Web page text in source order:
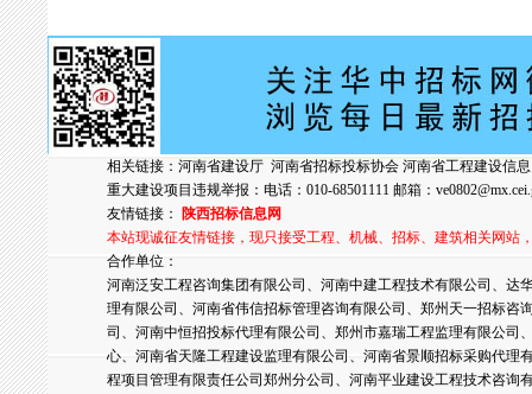
相关链接： 河南省建设厅 河南省招标投标协会 河南省工程建设信
重大建设项目违规举报：电话：010-68501111 邮箱：
友情链接：
陕西招标信息网
本站现诚征友情链接，现只接受工程、机械、招标、建筑相关网站
合作单位：
河南泛安工程咨询集团有限公司、河南中建工程技术有限公司、
理有限公司、河南省伟信招标管理咨询有限公司、郑州天一招标
司、河南中恒招投标代理有限公司、郑州市嘉瑞工程监理有限公
心、河南省天隆工程建设监理有限公司、河南省景顺招标采购代
程项目管理有限责任公司郑州分公司、河南平业建设工程技术咨